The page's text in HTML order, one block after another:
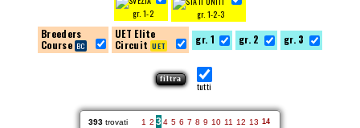
gr. 1-2 gr. 1-2-3
Breeders
Course
UET Elite
Circuit
gr. 1 gr. 2 gr. 3
tutti
393 trovati 1 2 34 5 6 7 8 9 10 11 12 13 14